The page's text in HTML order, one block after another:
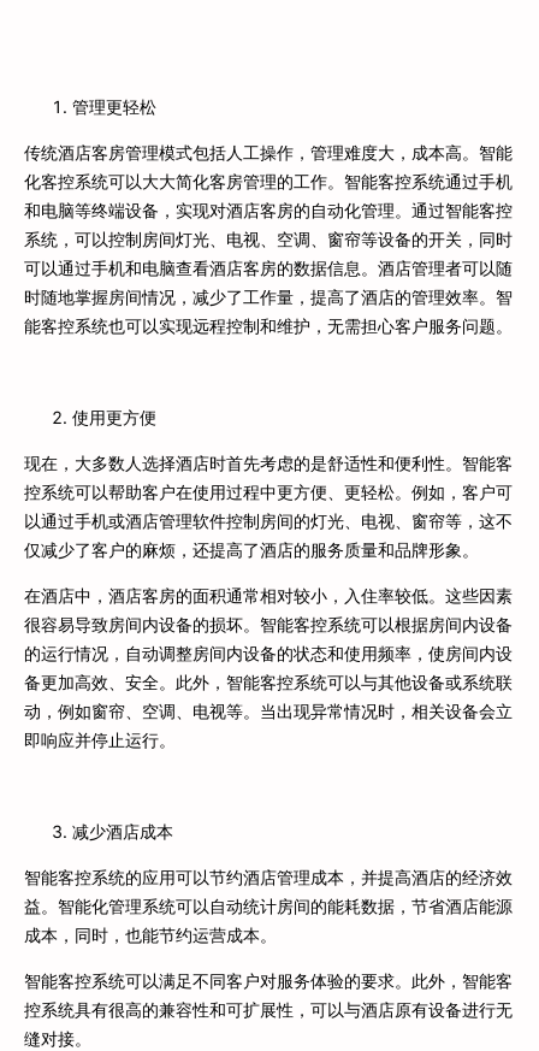
管理更轻松
传统酒店客房管理模式包括人工操作，管理难度大，成本高。智能
化客控系统可以大大简化客房管理的工作。智能客控系统通过手机
和电脑等终端设备，实现对酒店客房的自动化管理。通过智能客控
系统，可以控制房间灯光、电视、空调、窗帘等设备的开关，同时
可以通过手机和电脑查看酒店客房的数据信息。酒店管理者可以随
时随地掌握房间情况，减少了工作量，提高了酒店的管理效率。智
能客控系统也可以实现远程控制和维护，无需担心客户服务问题。
使用更方便
现在，大多数人选择酒店时首先考虑的是舒适性和便利性。智能客
控系统可以帮助客户在使用过程中更方便、更轻松。例如，客户可
以通过手机或酒店管理软件控制房间的灯光、电视、窗帘等，这不
仅减少了客户的麻烦，还提高了酒店的服务质量和品牌形象。
在酒店中，酒店客房的面积通常相对较小，入住率较低。这些因素
很容易导致房间内设备的损坏。智能客控系统可以根据房间内设备
的运行情况，自动调整房间内设备的状态和使用频率，使房间内设
备更加高效、安全。此外，智能客控系统可以与其他设备或系统联
动，例如窗帘、空调、电视等。当出现异常情况时，相关设备会立
即响应并停止运行。
减少酒店成本
智能客控系统的应用可以节约酒店管理成本，并提高酒店的经济效
益。智能化管理系统可以自动统计房间的能耗数据，节省酒店能源
成本，同时，也能节约运营成本。
智能客控系统可以满足不同客户对服务体验的要求。此外，智能客
控系统具有很高的兼容性和可扩展性，可以与酒店原有设备进行无
缝对接。